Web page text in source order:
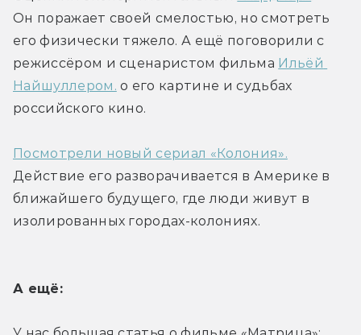
Он поражает своей смелостью, но смотреть
его физически тяжело. А ещё поговорили с
режиссёром и сценаристом фильма Ильёй
Найшуллером. о его картине и судьбах
российского кино.
Посмотрели новый сериал «Колония».
Действие его разворачивается в Америке в
ближайшего будущего, где люди живут в
изолированных городах-колониях.
А ещё: